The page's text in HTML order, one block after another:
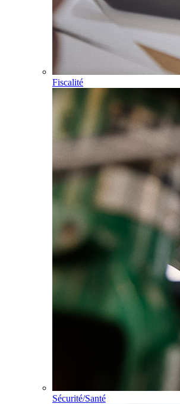
Fiscalité
Sécurité/Santé